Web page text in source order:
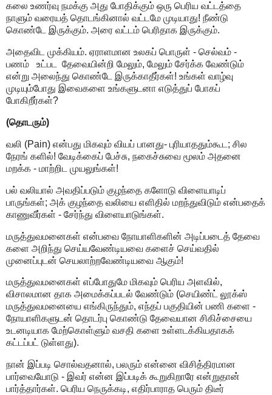
கலை உணர்வு நமக்கு அது போதிக்கும் ஒரு பெரிய வட்டத்தை
நாளும் வரையத் தொடங்கினால் வட்டமே முடியாது! நீண்டு
கொண்டே இருக்கும். அரை வட்டம் பெரிதாக இருக்கும்.
அதைவிட முக்கியம். ஏராளமான உலகப் பொருள் - செல்வம் -
பணம் உட்பட தேவையின்றி மேலும், மேலும் சேர்க்க வேண்டும்
என்று அலைந்து கொண்டே இருக்காதீர்கள்! உங்கள் வாழ்வு
முடியும்போது இவைகளை உங்களுடனா எடுத்துப் போகப்
போகிறீர்கள்?
(தொடரும்)
வலி (Pain) என்பது மிகவும் வியப் பானது- புரியாததும்கூட; சில
நேரங் களில்! வேடிக்கைப் பேச்சு, நகைச்சுவை மூலம் அதனை
மறக்க - மாற்றிட முயலுங்கள்!
பல் வலியால் அவதிப்படும் குழந்தை களோடு விளையாடிப்
பாருங்கள்; அக் குழந்தை வலியை எளிதில் மறந்துவிடும் என்பதைக்
காணுவீர்கள் - சேர்ந்து விளையாடுங்கள்.
மருத்துவமனைகள் என்பவை நோயாளிகளின் அடிப்படைத் தேவை
களை அறிந்து செய்யவேண்டியவை களைச் செய்வதில்
முனைப்புடன் செயலாற்றவேண்டியவை ஆகும்!
மருத்துவமனைகள் எப்போதுமே மிகவும் பெரிய அளவில்,
விசாலமான தாக அமைக்கப்படல் வேண்டும் (செயிண்ட் லூக்ஸ்
மருத்துவமனையை எங்கிருந்தும், எந்தப் பகுதியின் பணி களை -
நோயாளிகளுடன் தொடர்பு கொண்டு தேவையான சிகிச்சையை
உடனடியாக மேற்கொள்ளும் வசதி களை உள்ளடக்கியதாகக்
கட்டப்பட் டுள்ளது).
நான் இப்படி சொல்வதனால், பலரும் என்னை விசித்திரமான
பார்வையோடு - இவர் என்ன இப்படிக் கூறுகிறாரே என்றுதான்
பார்த்தார்கள். பெரிய நெருக்கடி, எதிர்பாராத பெரும் திடீர்